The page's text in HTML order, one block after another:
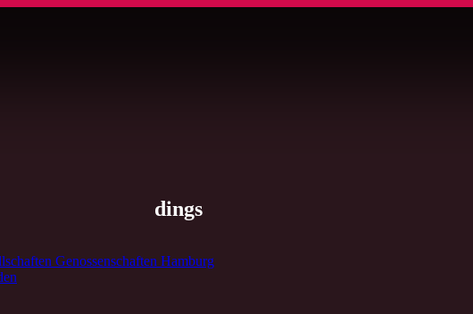
Genossenschaften Hamburg
dings